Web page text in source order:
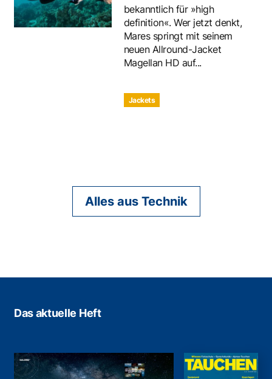
bekanntlich für »high
definition«. Wer jetzt denkt,
Mares springt mit seinem
neuen Allround-Jacket
Magellan HD auf...
Jackets
Alles aus Technik
Das aktuelle Heft